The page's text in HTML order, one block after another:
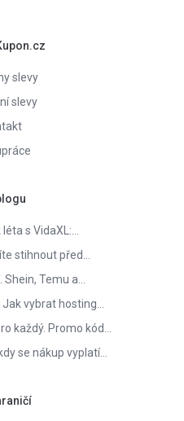
slevy
slevy
s VidaXL:…
stihnout před…
Temu a…
vybrat hosting…
každý. Promo kód…
se nákup vyplatí…